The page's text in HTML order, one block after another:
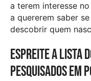
a terem interesse
a quererem saber
descobrir quem
Espreite a lista
pesquisados em